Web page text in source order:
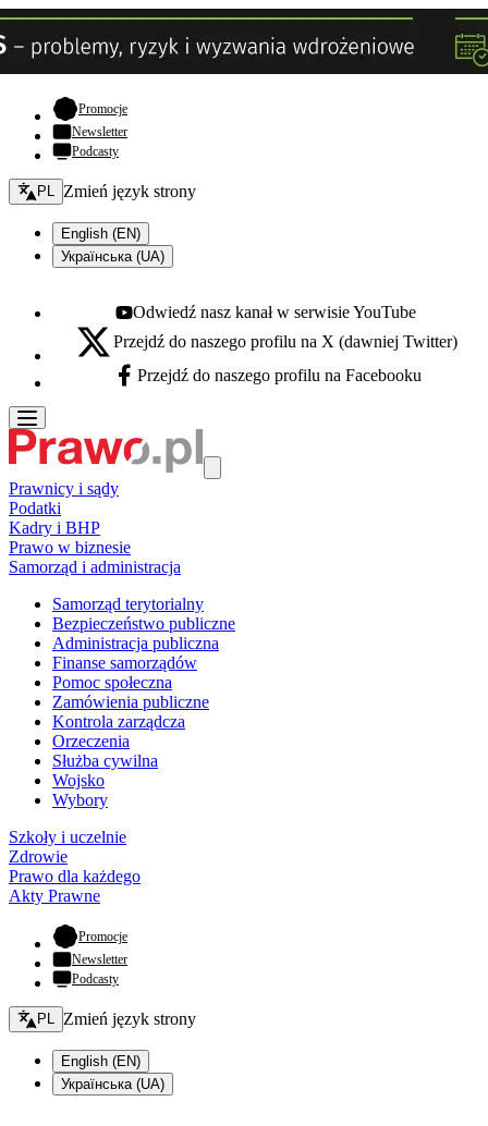
Promocje- otwiera się w nowej karcie
Newsletter
Podcasty
Zmień język - bieżący:
PL Zmień język strony
English (EN)
Українська (UA)
Youtube - otwiera się w nowej karcie
Odwiedź nasz kanał w serwisie YouTube
X - otwiera się w nowej karcie
Przejdź do naszego profilu na X (dawniej Twitter)
Facebook - otwiera się w nowej karcie
Przejdź do naszego profilu na Facebooku
Prawnicy i sądy
Podatki
Kadry i BHP
Prawo w biznesie
Samorząd i administracja
Samorząd terytorialny
Bezpieczeństwo publiczne
Administracja publiczna
Finanse samorządów
Pomoc społeczna
Zamówienia publiczne
Kontrola zarządcza
Orzeczenia
Służba cywilna
Wojsko
Wybory
Szkoły i uczelnie
Zdrowie
Prawo dla każdego
Akty Prawne
Promocje- otwiera się w nowej karcie
Newsletter
Podcasty
Zmień język - bieżący:
PL Zmień język strony
English (EN)
Українська (UA)